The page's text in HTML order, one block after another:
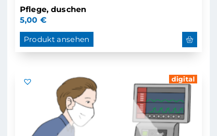
Pflege, duschen
5,00 €
Produkt ansehen
digital